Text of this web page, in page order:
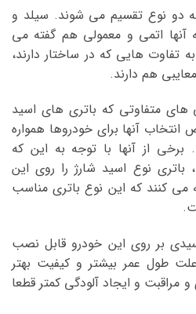
دو نوع تقسیم می شوند. سیلد و
آنها اتمی و معمولی هم گفته می
تفاوت هایی که در ساختار دارند،
هم دارند.
های متفاوتی که باتری های اسید
آنها برای خودروها همواره
برخی از آنها با توجه به این که
باتری نوع اسید شارژ را روی این
کنند که این نوع باتری مناسب
بر روی این خودرو قابل نصب
طول عمر بیشتر و کیفیت بهتر
مراقبت و ایجاد آلودگی کمتر قطعا